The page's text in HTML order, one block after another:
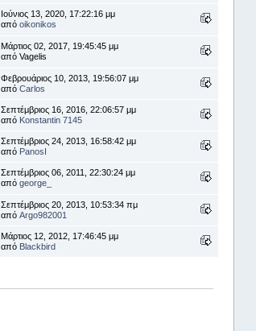
Ιούνιος 13, 2020, 17:22:16 μμ
από oikonikos
Μάρτιος 02, 2017, 19:45:45 μμ
από Vagelis
Φεβρουάριος 10, 2013, 19:56:07 μμ
από Carlos
Σεπτέμβριος 16, 2016, 22:06:57 μμ
από Konstantin 7145
Σεπτέμβριος 24, 2013, 16:58:42 μμ
από PanosI
Σεπτέμβριος 06, 2011, 22:30:24 μμ
από george_
Σεπτέμβριος 20, 2013, 10:53:34 πμ
από Argo982001
Μάρτιος 12, 2012, 17:46:45 μμ
από Blackbird